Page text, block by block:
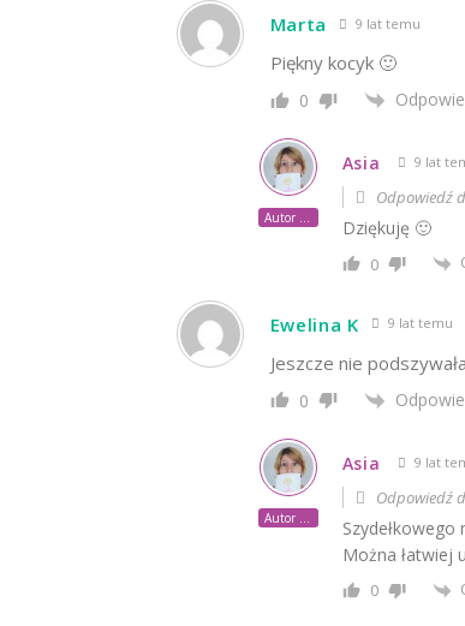
Marta 9 lat temu
Piękny kocyk 🙂
0
Autor posta
Asia 9 lat
Odpowiedź
Dziękuję 🙂
0
Ewelina K 9 lat temu
Jeszcze nie
0
Autor posta
Asia 9 lat
Odpowiedź
Można łatwiej
0